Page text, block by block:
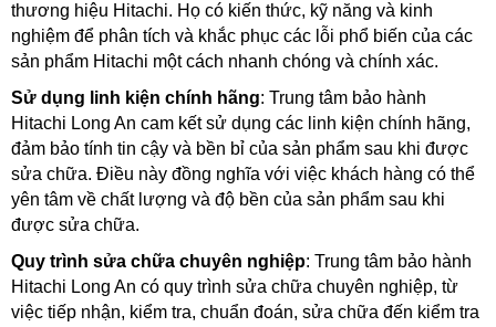
thương hiệu Hitachi. Họ có kiến thức, kỹ năng và kinh
nghiệm để phân tích và khắc phục các lỗi phổ biến của các
sản phẩm Hitachi một cách nhanh chóng và chính xác.
Sử dụng linh kiện chính hãng: Trung tâm bảo hành
Hitachi Long An cam kết sử dụng các linh kiện chính hãng,
đảm bảo tính tin cậy và bền bỉ của sản phẩm sau khi được
sửa chữa. Điều này đồng nghĩa với việc khách hàng có thể
yên tâm về chất lượng và độ bền của sản phẩm sau khi
được sửa chữa.
Quy trình sửa chữa chuyên nghiệp: Trung tâm bảo hành
Hitachi Long An có quy trình sửa chữa chuyên nghiệp, từ
việc tiếp nhận, kiểm tra, chuẩn đoán, sửa chữa đến kiểm tra